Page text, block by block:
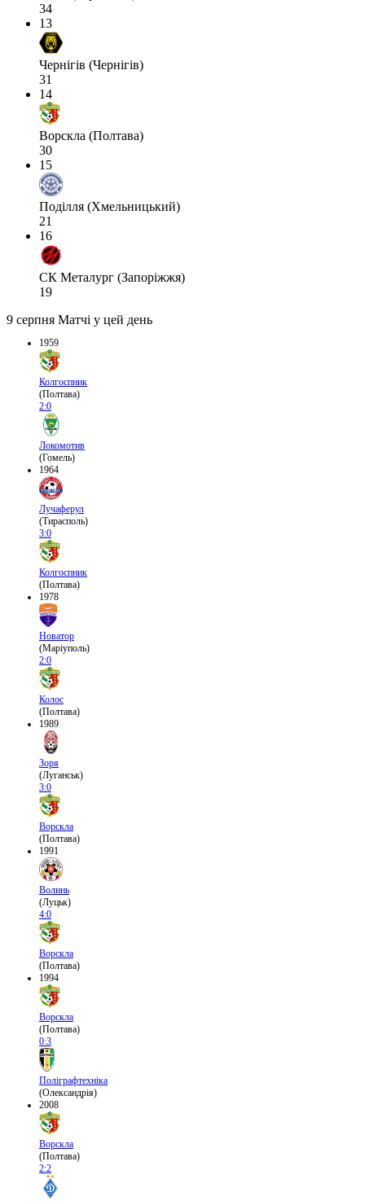
34
13
Чернігів (Чернігів)
31
14
Ворскла (Полтава)
30
15
Поділля (Хмельницький)
21
16
СК Металург (Запоріжжя)
19
9 серпня Матчі у цей день
1959
Колгоспник
(Полтава)
2:0
Локомотив
(Гомель)
1964
Лучаферул
(Тирасполь)
3:0
Колгоспник
(Полтава)
1978
Новатор
(Маріуполь)
2:0
Колос
(Полтава)
1989
Зоря
(Луганськ)
3:0
Ворскла
(Полтава)
1991
Волинь
(Луцьк)
4:0
Ворскла
(Полтава)
1994
Ворскла
(Полтава)
0:3
Поліграфтехніка
(Олександрія)
2008
Ворскла
(Полтава)
2:2